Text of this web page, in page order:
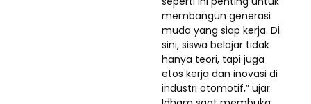
membangun generasi
muda yang siap kerja. Di
sini, siswa belajar tidak
hanya teori, tapi juga
etos kerja dan inovasi di
industri otomotif,” ujar